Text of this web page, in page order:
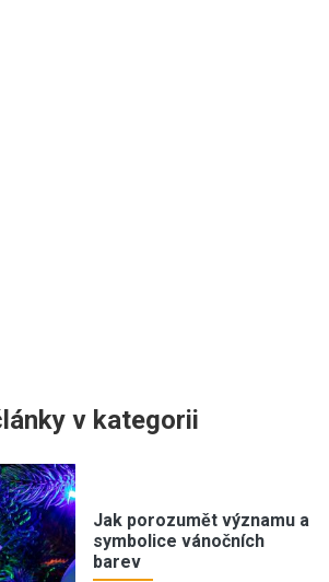
v kategorii
Jak porozumět významu a
symbolice vánočních
barev